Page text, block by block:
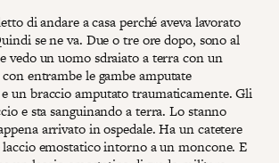
di andare a casa perché aveva lavorato
se ne va. Due o tre ore dopo, sono al
vedo un uomo sdraiato a terra con un
entrambe le gambe amputate
un braccio amputato traumaticamente. Gli
e sta sanguinando a terra. Lo stanno
arrivato in ospedale. Ha un catetere
laccio emostatico intorno a un moncone. E